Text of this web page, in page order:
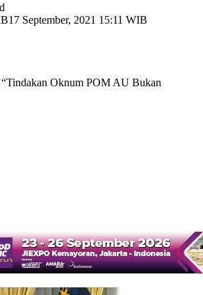
17 September, 2021 15:11 WIB
Oknum POM AU Bukan